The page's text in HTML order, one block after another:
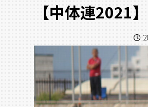
【中体連2021